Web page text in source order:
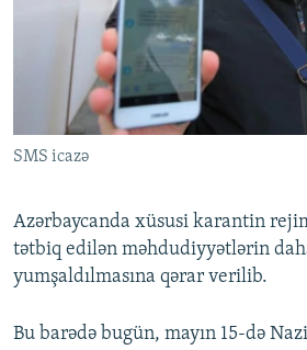
FOTOQALEREYA
İNFOQRAFIKA
KARIKATURA
OXU ZALI
AZƏRBAYCAN ƏDƏBIYYATI KITABXANASI
İSLAM VƏ DEMOKRATIYA
İZ - MƏDƏNIYYƏT PROQRAMI
HAQQIMIZDA
MISSIYAMIZ
PEŞƏ ETIKASI VƏ JURNALISTIKA
MATERIALLARIMIZDAN ISTIFADƏ
BIZIMLƏ ƏLAQƏ
XƏBƏR BÜLLETENLƏRIMIZ
BIZI IZLƏ
SMS icazə
Azərbaycanda xüsusi karantin
tətbiq edilən məhdudiyyətlərin
yumşaldılmasına qərar verilib.
Bu barədə bugün, mayın 15-də